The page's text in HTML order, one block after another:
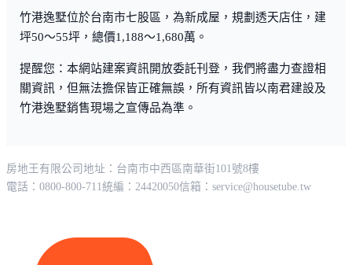
竹港逸墅位於台南市七股區，為新成屋，規劃透天店住，建
坪50～55坪，總價1,188～1,680萬。
提醒您：本網站建案資訊開放委託刊登，我們將盡力查證相
關資訊，但無法擔保皆正確無誤，所有資訊皆以南君建設及
竹港逸墅銷售現場之宣傳品為準。
房地王有限公司 地址：台南市中西區南華街101號8樓
電話：0800-800-711 統編：24420050信箱： service@housetube.tw